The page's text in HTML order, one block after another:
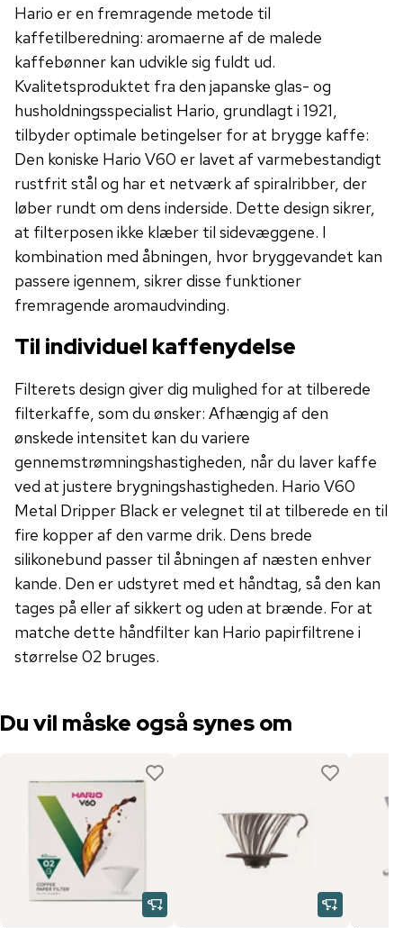
Hario er en fremragende metode til
kaffetilberedning: aromaerne af de malede
kaffebønner kan udvikle sig fuldt ud.
Kvalitetsproduktet fra den japanske glas- og
husholdningsspecialist Hario, grundlagt i 1921,
tilbyder optimale betingelser for at brygge kaffe:
Den koniske Hario V60 er lavet af varmebestandigt
rustfrit stål og har et netværk af spiralribber, der
løber rundt om dens inderside. Dette design sikrer,
at filterposen ikke klæber til sidevæggene. I
kombination med åbningen, hvor bryggevandet kan
passere igennem, sikrer disse funktioner
fremragende aromaudvinding.
Til individuel kaffenydelse
Filterets design giver dig mulighed for at tilberede
filterkaffe, som du ønsker: Afhængig af den
ønskede intensitet kan du variere
gennemstrømningshastigheden, når du laver kaffe
ved at justere brygningshastigheden. Hario V60
Metal Dripper Black er velegnet til at tilberede en til
fire kopper af den varme drik. Dens brede
silikonebund passer til åbningen af ​​næsten enhver
kande. Den er udstyret med et håndtag, så den kan
tages på eller af sikkert og uden at brænde. For at
matche dette håndfilter kan Hario papirfiltrene i
størrelse 02 bruges.
Du vil måske også synes om